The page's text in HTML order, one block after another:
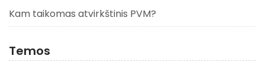
Kam taikomas atvirkštinis PVM?
Temos